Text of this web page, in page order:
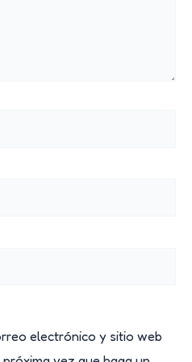
electrónico y sitio web